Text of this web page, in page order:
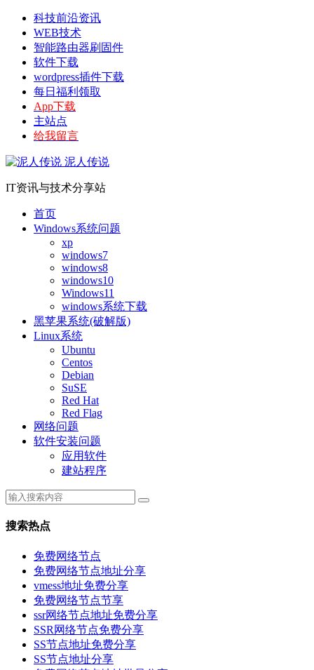
科技前沿资讯
WEB技术
智能路由器刷固件
软件下载
wordpress插件下载
每日福利领取
App下载
主站点
给我留言
泥人传说
IT资讯与技术分享站
首页
Windows系统问题
xp
windows7
windows8
windows10
Windows11
windows系统下载
黑苹果系统(破解版)
Linux系统
Ubuntu
Centos
Debian
SuSE
Red Hat
Red Flag
网络问题
软件安装问题
应用软件
建站程序
搜索热点
免费网络节点
免费网络节点地址分享
vmess地址免费分享
免费网络节点节享
ssr网络节点地址免费分享
SSR网络节点免费分享
SS节点地址免费分享
SS节点地址分享